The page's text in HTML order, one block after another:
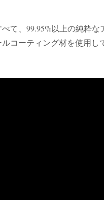
て、99.95%以上の純粋な
コーティング材を使用し